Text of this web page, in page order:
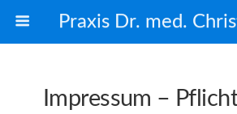
Impressum –